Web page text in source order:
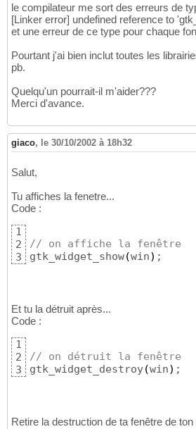
15
16
17
   gtk_widget_destroy
(win
return
0
le compilateur me sort des erreurs de
[Linker error] undefined reference to
et une erreur de ce type pour chaque
Pourtant j'ai bien inclut toutes les
pb.
Quelqu'un pourrait-il m'aider???
Merci d'avance.
giaco, le 30/10/2002 à 18h32
Salut,
Tu affiches la fenetre...
Code :
1
2
3
// on affiche la fenêtre
gtk_widget_show(win) ;
Et tu la détruit après...
Code :
1
2
3
// on détruit la fenêtre
gtk_widget_destroy(win) ;
Retire la destruction de ta fenêtre de ton